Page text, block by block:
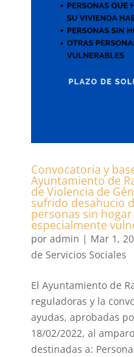
Convocatoria y
Ayuntamiento de
de Violencia de
sufrido desahucio
personas sin
especialmente
por admin | Mar 1,
de Servicios Sociales
El Ayuntamiento de
reguladoras y la
ayudas, aprobadas
18/02/2022, al
destinadas a: